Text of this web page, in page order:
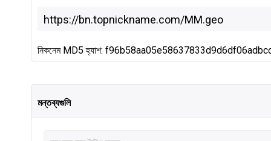
নিকনেম MD5 হ্যাশ:
মন্তব্যগুলি